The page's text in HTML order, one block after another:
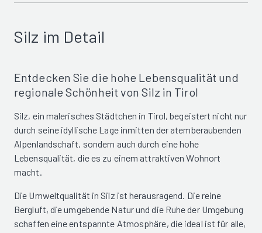
Silz im Detail
Entdecken Sie die hohe Lebensqualität und
regionale Schönheit von Silz in Tirol
Silz, ein malerisches Städtchen in Tirol, begeistert nicht nur
durch seine idyllische Lage inmitten der atemberaubenden
Alpenlandschaft, sondern auch durch eine hohe
Lebensqualität, die es zu einem attraktiven Wohnort
macht.
Die Umweltqualität in Silz ist herausragend. Die reine
Bergluft, die umgebende Natur und die Ruhe der Umgebung
schaffen eine entspannte Atmosphäre, die ideal ist für alle,